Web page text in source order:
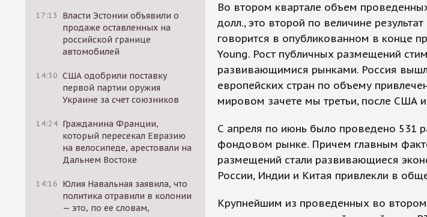
17:13
Власти Эстонии объявили о
продаже оставленных на
российской границе
автомобилей
14:30 США одобрили поставку
первой партии оружия
Украине за счет союзников
14:24 Гражданина Франции,
который пересекал Евразию
на велосипеде, арестовали на
Дальнем Востоке
14:16 Юлия Навальная заявила, что
политика отравили в колонии
— это, по ее словам,
Во втором квартале объем
долл., это второй по величине
говорится в опубликованном в конце
Young. Рост публичных размещений
развивающимися рынками. Россия
европейских стран по объему
мировом зачете мы третьи, после США
С апреля по июнь было проведено 531
фондовом рынке. Причем главным
размещений стали развивающиеся
России, Индии и Китая привлекли в
Крупнейшим из проведенных во втором